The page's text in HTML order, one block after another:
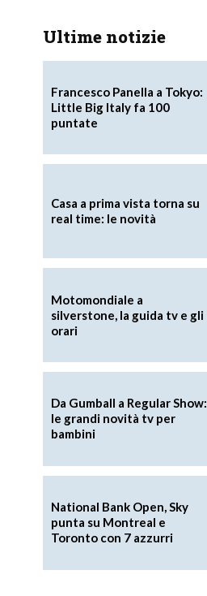
Ultime notizie
Francesco Panella a Tokyo:
Little Big Italy fa 100
puntate
Casa a prima vista torna su
real time: le novità
Motomondiale a
silverstone, la guida tv e gli
orari
Da Gumball a Regular Show:
le grandi novità tv per
bambini
National Bank Open, Sky
punta su Montreal e
Toronto con 7 azzurri